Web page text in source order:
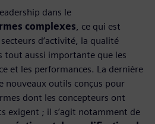
dans le
complexes , ce qui est
d’activité, la qualité
tout aussi importante que les
et les performances. La dernière
nouveaux outils conçus pour
dont les concepteurs ont
exigent ; il s’agit notamment de